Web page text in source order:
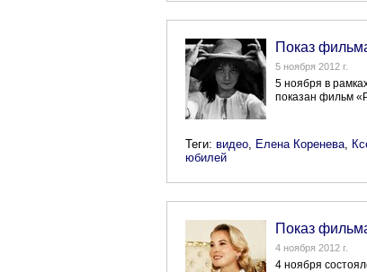
Показ
5 ноября 2012 г.
5 ноября в
показан фильм
Теги: видео, Елена Коренева,
юбилей
Показ
4 ноября 2012 г.
4 ноября